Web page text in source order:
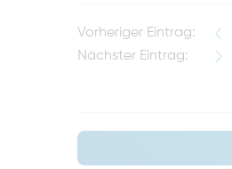
Vorheriger Eintrag:
Nächster Eintrag: